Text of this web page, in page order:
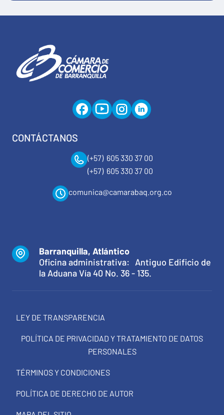
CONTÁCTANOS
(+57) 605 330 37 00
(+57) 605 330 37 00
comunica@camarabaq.org.co
Barranquilla, Atlántico
Oficina administrativa: Antiguo Edificio de
la Aduana Vía 40 No. 36 - 135.
LEY DE TRANSPARENCIA
POLÍTICA DE PRIVACIDAD Y TRATAMIENTO DE DATOS
PERSONALES
TÉRMINOS Y CONDICIONES
POLÍTICA DE DERECHO DE AUTOR